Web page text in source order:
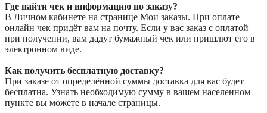
Где найти чек и информацию по заказу?
В Личном кабинете на странице Мои заказы. При оплате
онлайн чек придёт вам на почту. Если у вас заказ с оплатой
при получении, вам дадут бумажный чек или пришлют его в
электронном виде.
Как получить бесплатную доставку?
При заказе от определённой суммы доставка для вас будет
бесплатна. Узнать необходимую сумму в вашем населенном
пункте вы можете в начале страницы.